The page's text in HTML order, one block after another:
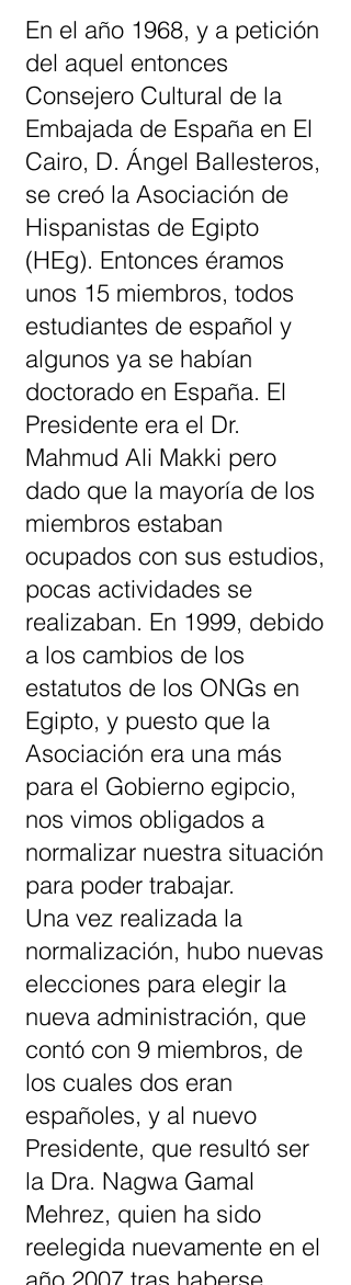
En el año 1968, y a petición
del aquel entonces
Consejero Cultural de la
Embajada de España en El
Cairo, D. Ángel Ballesteros,
se creó la Asociación de
Hispanistas de Egipto
(HEg). Entonces éramos
unos 15 miembros, todos
estudiantes de español y
algunos ya se habían
doctorado en España. El
Presidente era el Dr.
Mahmud Ali Makki pero
dado que la mayoría de los
miembros estaban
ocupados con sus estudios,
pocas actividades se
realizaban. En 1999, debido
a los cambios de los
estatutos de los ONGs en
Egipto, y puesto que la
Asociación era una más
para el Gobierno egipcio,
nos vimos obligados a
normalizar nuestra situación
para poder trabajar.
Una vez realizada la
normalización, hubo nuevas
elecciones para elegir la
nueva administración, que
contó con 9 miembros, de
los cuales dos eran
españoles, y al nuevo
Presidente, que resultó ser
la Dra. Nagwa Gamal
Mehrez, quien ha sido
reelegida nuevamente en el